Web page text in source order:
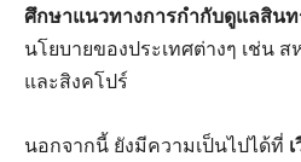
ศึกษาแนวทางการกำกับดูแลสิน
นโยบายของประเทศต่างๆ เช่น
และสิงคโปร์
นอกจากนี้ ยังมีความเป็นไปได้ที่